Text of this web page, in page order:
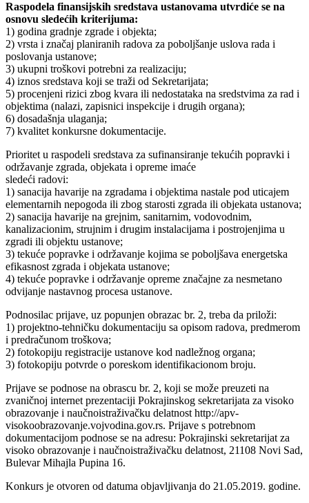
Raspodela finansijskih sredstava ustanovama utvrdiće se na
osnovu sledećih kriterijuma:
1) godina gradnje zgrade i objekta;
2) vrsta i značaj planiranih radova za poboljšanje uslova rada i
poslovanja ustanove;
3) ukupni troškovi potrebni za realizaciju;
4) iznos sredstava koji se traži od Sekretarijata;
5) procenjeni rizici zbog kvara ili nedostataka na sredstvima za rad i
objektima (nalazi, zapisnici inspekcije i drugih organa);
6) dosadašnja ulaganja;
7) kvalitet konkursne dokumentacije.
Prioritet u raspodeli sredstava za sufinansiranje tekućih popravki i
održavanje zgrada, objekata i opreme imaće
sledeći radovi:
1) sanacija havarije na zgradama i objektima nastale pod uticajem
elementarnih nepogoda ili zbog starosti zgrada ili objekata ustanova;
2) sanacija havarije na grejnim, sanitarnim, vodovodnim,
kanalizacionim, strujnim i drugim instalacijama i postrojenjima u
zgradi ili objektu ustanove;
3) tekuće popravke i održavanje kojima se poboljšava energetska
efikasnost zgrada i objekata ustanove;
4) tekuće popravke i održavanje opreme značajne za nesmetano
odvijanje nastavnog procesa ustanove.
Podnosilac prijave, uz popunjen obrazac br. 2, treba da priloži:
1) projektno-tehničku dokumentaciju sa opisom radova, predmerom
i predračunom troškova;
2) fotokopiju registracije ustanove kod nadležnog organa;
3) fotokopiju potvrde o poreskom identifikacionom broju.
Prijave se podnose na obrascu br. 2, koji se može preuzeti na
zvaničnoj internet prezentaciji Pokrajinskog sekretarijata za visoko
obrazovanje i naučnoistraživačku delatnost http://apv-
visokoobrazovanje.vojvodina.gov.rs. Prijave s potrebnom
dokumentacijom podnose se na adresu: Pokrajinski sekretarijat za
visoko obrazovanje i naučnoistraživačku delatnost, 21108 Novi Sad,
Bulevar Mihajla Pupina 16.
Konkurs je otvoren od datuma objavljivanja do 21.05.2019. godine.